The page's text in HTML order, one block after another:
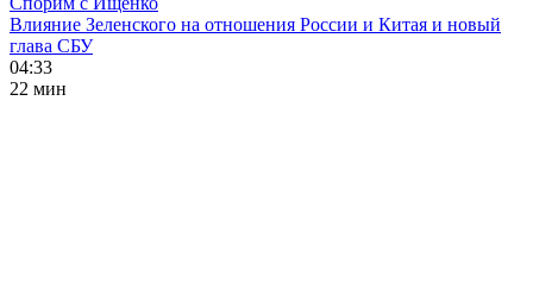
Влияние Зеленского на отношения России и Китая и новый
глава СБУ
04:33
22 мин